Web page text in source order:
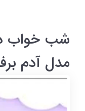
شب خواب
مدل آدم